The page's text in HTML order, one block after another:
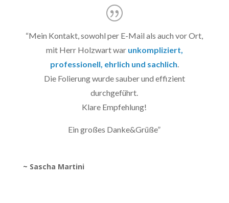
“Mein Kontakt, sowohl per E-Mail als auch vor Ort,
mit Herr Holzwart war unkompliziert,
professionell, ehrlich und sachlich.
Die Folierung wurde sauber und effizient
durchgeführt.
Klare Empfehlung!
Ein großes Danke&Grüße”
~ Sascha Martini